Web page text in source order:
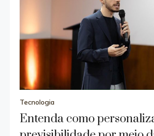
Tecnologia
Entenda como